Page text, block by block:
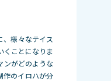
、様々なテイス
くことになり ま
ンがどのような
作のイロハが分